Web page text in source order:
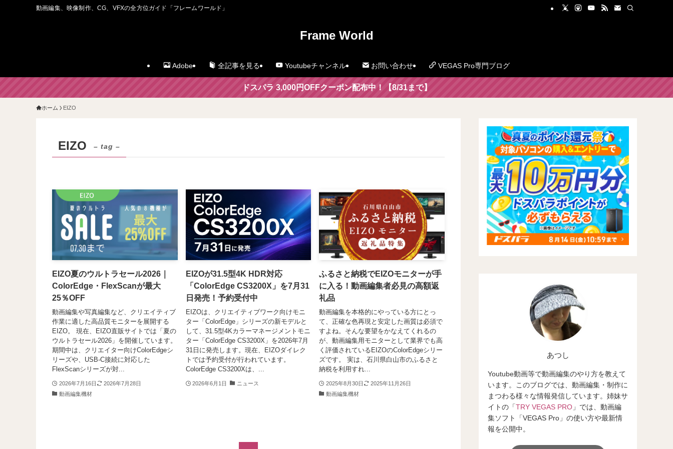
動画編集、映像制作、CG、VFXの全方位ガイド「フレームワールド」
Frame World
Adobe 全記事を見る Youtubeチャンネル お問い合わせ VEGAS Pro専門ブログ
ドスパラ 3,000円OFFクーポン配布中！【8/31まで】
ホーム EIZO
EIZO – tag –
EIZO夏のウルトラセール2026｜
ColorEdge・FlexScanが最大
25％OFF
動画編集や写真編集など、クリエイティブ
作業に適した高品質モニターを展開する
EIZO。 現在、EIZO直販サイトでは「夏の
ウルトラセール2026」を開催しています。
期間中は、クリエイター向けColorEdgeシ
リーズや、USB-C接続に対応した
FlexScanシリーズが対...
2026年7月16日
2026年7月28日
動画編集機材
EIZOが31.5型4K HDR対応
「ColorEdge CS3200X」を7月31
日発売！予約受付中
EIZOは、クリエイティブワーク向けモニ
ター「ColorEdge」シリーズの新モデルと
して、31.5型4Kカラーマネージメントモニ
ター「ColorEdge CS3200X」を2026年7月
31日に発売します。現在、EIZOダイレク
トでは予約受付が行われています。
ColorEdge CS3200Xは、...
2026年6月1日 ニュース
ふるさと納税でEIZOモニターが手
に入る！動画編集者必見の高額返
礼品
動画編集を本格的にやっている方にとっ
て、正確な色再現と安定した画質は必須で
すよね。そんな要望をかなえてくれるの
が、動画編集用モニターとして業界でも高
く評価されているEIZOのColorEdgeシリー
ズです。 実は、石川県白山市のふるさと
納税を利用すれ...
2025年8月30日
2025年11月26日
動画編集機材
あつし
Youtube動画等で動画編集のやり方を教えて
います。このブログでは、動画編集・制作に
まつわる様々な情報発信しています。姉妹サ
イトの「TRY VEGAS PRO 」では、動画編
集ソフト「VEGAS Pro」の使い方や最新情
報を公開中。